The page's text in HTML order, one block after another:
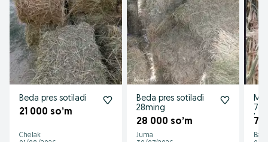
Beda pres sotiladi
21 000 so’m
Chelak
Beda pres sotiladi
28ming
28 000 so’m
Juma
7
Baxt